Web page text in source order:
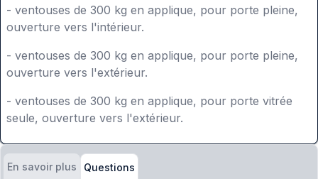
- ventouses de 300 kg en applique, pour porte pleine,
ouverture vers l'intérieur.
- ventouses de 300 kg en applique, pour porte pleine,
ouverture vers l'extérieur.
- ventouses de 300 kg en applique, pour porte vitrée
seule, ouverture vers l'extérieur.
En savoir plus Questions